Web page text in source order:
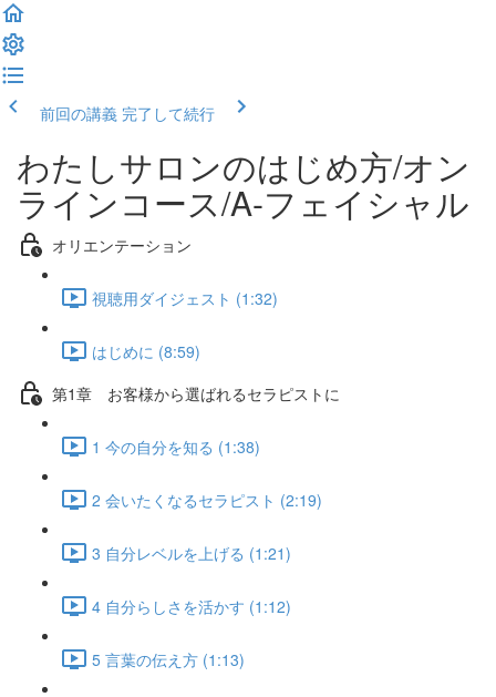
前回の講義 完了して続行
わたしサロンのはじめ方/オン
ラインコース/A-フェイシャル
オリエンテーション
視聴用ダイジェスト (1:32)
はじめに (8:59)
第1章 お客様から選ばれるセラピストに
1 今の自分を知る (1:38)
2 会いたくなるセラピスト (2:19)
3 自分レベルを上げる (1:21)
4 自分らしさを活かす (1:12)
5 言葉の伝え方 (1:13)